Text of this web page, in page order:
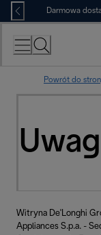
Skip
to
Content
Darmowa
Powrót do
Witryna De'Longhi
Appliances S.p.a. -